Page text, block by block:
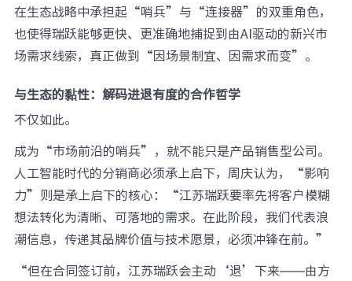
在生态战略中承担起“哨兵”与“连接器”的双重角色，
也使得瑞跃能够更快、更准确地捕捉到由AI驱动的新兴市
场需求线索，真正做到“因场景制宜、因需求而变”。
与生态的黏性： 解码进退有度的合作哲学
不仅如此。
成为“市场前沿的哨兵”，就不能只是产品销售型公司。
人工智能时代的分销商必须承上启下，周庆认为，“影响
力”则是承上启下的核心：“江苏瑞跃要率先将客户模糊
想法转化为清晰、可落地的需求。在此阶段，我们代表浪
潮信息，传递其品牌价值与技术愿景，必须冲锋在前。”
“但在合同签订前，江苏瑞跃会主动‘退’下来——由方